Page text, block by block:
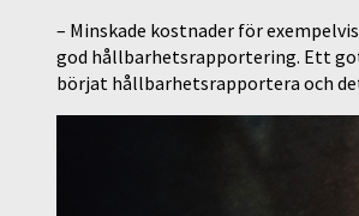
– Minskade kostnader för
god hållbarhetsrapportering. Ett
börjat hållbarhetsrapportera och